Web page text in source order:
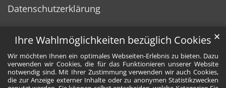
Ihre Wahlmöglichkeiten bezüglich Cookies
Wir möchten Ihnen ein optimales Webseiten-Erlebnis zu bieten. Dazu
verwenden wir Cookies, die für das Funktionieren unserer Website
notwendig sind. Mit Ihrer Zustimmung verwenden wir auch Cookies,
die zur Anzeige externer Inhalte oder zu anonymen Statistikzwecken
✕
Datenschutzerklärung